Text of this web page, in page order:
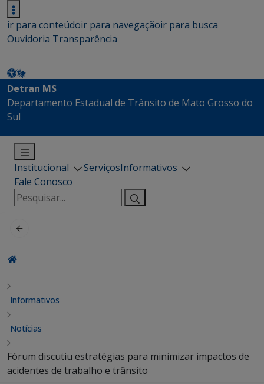
ir para conteúdoir para navegaçãoir para busca
Ouvidoria Transparência
Detran MS
Departamento Estadual de Trânsito de Mato Grosso do
Sul
Institucional ServiçosInformativos
Fale Conosco
Pesquisar
por:
Informativos
Notícias
Fórum discutiu estratégias para minimizar impactos de
acidentes de trabalho e trânsito